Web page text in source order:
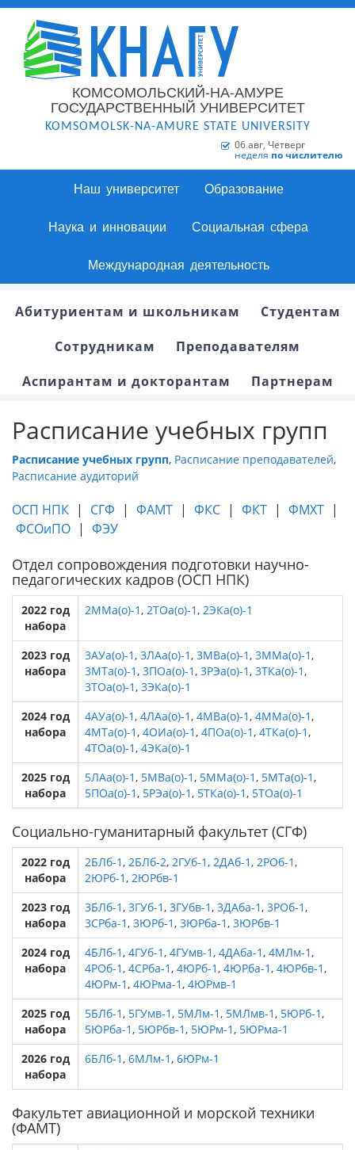
КОМСОМОЛЬСКИЙ-НА-АМУРЕ
ГОСУДАРСТВЕННЫЙ УНИВЕРСИТЕТ
KOMSOMOLSK-NA-AMURE STATE UNIVERSITY
06 авг, Четверг
неделя по числителю
Наш университет Образование
Наука и инновации Социальная сфера
Международная деятельность
Абитуриентам и школьникам
Студентам
Сотрудникам
Преподавателям
Аспирантам и докторантам
Партнерам
Расписание учебных групп
Расписание учебных групп, Расписание преподавателей,
Расписание аудиторий
ОСП НПК | СГФ | ФАМТ | ФКС | ФКТ | ФМХТ |
ФСОиПО | ФЭУ
Отдел сопровождения подготовки научно-
педагогических кадров (ОСП НПК)
2022 год
набора
2ММа(о)-1, 2ТОа(о)-1, 2ЭКа(о)-1
2023 год
набора
3АУа(о)-1, 3ЛАа(о)-1, 3МВа(о)-1, 3ММа(о)-1,
3МТа(о)-1, 3ПОа(о)-1, 3РЭа(о)-1, 3ТКа(о)-1,
3ТОа(о)-1, 3ЭКа(о)-1
2024 год
набора
4АУа(о)-1, 4ЛАа(о)-1, 4МВа(о)-1, 4ММа(о)-1,
4МТа(о)-1, 4ОИа(о)-1, 4ПОа(о)-1, 4ТКа(о)-1,
4ТОа(о)-1, 4ЭКа(о)-1
2025 год
набора
5ЛАа(о)-1, 5МВа(о)-1, 5ММа(о)-1, 5МТа(о)-1,
5ПОа(о)-1, 5РЭа(о)-1, 5ТКа(о)-1, 5ТОа(о)-1
Социально-гуманитарный факультет (СГФ)
2022 год
набора
2БЛб-1, 2БЛб-2, 2ГУб-1, 2ДАб-1, 2РОб-1,
2ЮРб-1, 2ЮРбв-1
2023 год
набора
3БЛб-1, 3ГУб-1, 3ГУбв-1, 3ДАба-1, 3РОб-1,
3СРба-1, 3ЮРб-1, 3ЮРба-1, 3ЮРбв-1
2024 год
набора
4БЛб-1, 4ГУб-1, 4ГУмв-1, 4ДАба-1, 4МЛм-1,
4РОб-1, 4СРба-1, 4ЮРб-1, 4ЮРба-1, 4ЮРбв-1,
4ЮРм-1, 4ЮРма-1, 4ЮРмв-1
2025 год
набора
5БЛб-1, 5ГУмв-1, 5МЛм-1, 5МЛмв-1, 5ЮРб-1,
5ЮРба-1, 5ЮРбв-1, 5ЮРм-1, 5ЮРма-1
2026 год
набора
6БЛб-1, 6МЛм-1, 6ЮРм-1
Факультет авиационной и морской техники
(ФАМТ)